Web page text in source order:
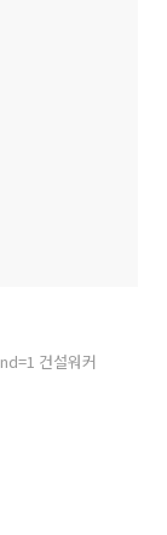
건설워커